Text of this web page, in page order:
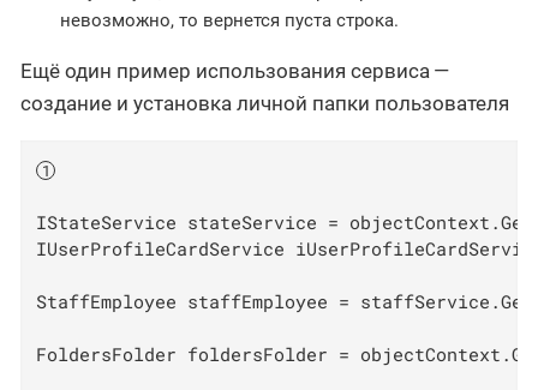
невозможно, то вернется пуста строка.
Ещё один пример использования сервиса —
создание и установка личной папки пользователя
IStateService stateService =
IUserProfileCardService
StaffEmployee staffEmployee =
FoldersFolder foldersFolder =